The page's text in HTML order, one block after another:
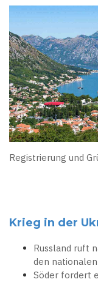
Registrierung und
Krieg in der
Russland ruft
den
Söder fordert